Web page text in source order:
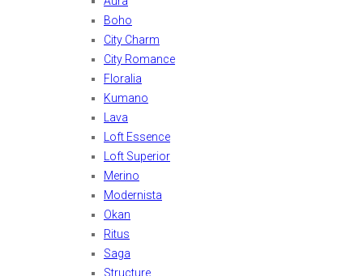
Boho
City Charm
City Romance
Floralia
Kumano
Lava
Loft Essence
Loft Superior
Merino
Modernista
Okan
Ritus
Saga
Structure